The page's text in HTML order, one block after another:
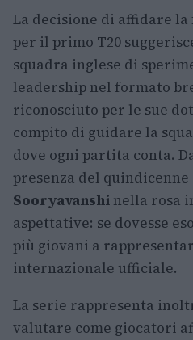
La decisione di affidare la
per il primo T20
squadra inglese di
leadership nel formato
riconosciuto per le sue
compito di guidare la
dove ogni partita conta.
presenza del quindicenne
Sooryavanshi nella rosa
aspettative: se dovesse
più giovani a
internazionale ufficiale.
La serie rappresenta
valutare come giocatori